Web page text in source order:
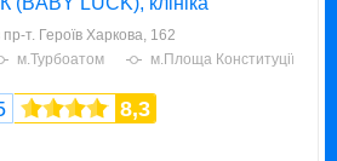
пр-т. Героїв Харкова, 162
м.Турбоатом м.Площа Конституції
8,3